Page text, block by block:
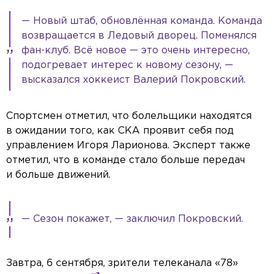
— Новый штаб, обновлённая команда. Команда
возвращается в Ледовый дворец. Поменялся
фан-клуб. Всё новое — это очень интересно,
подогревает интерес к новому сезону, —
высказался хоккеист Валерий Покровский.
Спортсмен отметил, что болельщики находятся
в ожидании того, как СКА проявит себя под
управлением Игоря Ларионова. Эксперт также
отметил, что в команде стало больше передач
и больше движений.
— Сезон покажет, — заключил Покровский.
Завтра, 6 сентября, зрители телеканала «78»